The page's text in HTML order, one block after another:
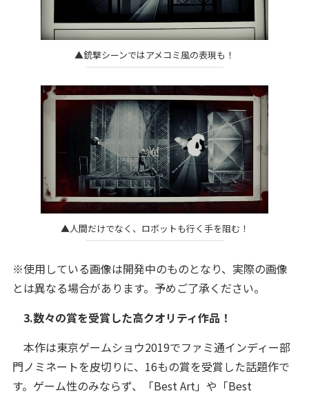
▲銃撃シーンではアメコミ風の表現も！
▲人間だけでなく、ロボットも行く手を阻む！
※使用している画像は開発中のものとなり、実際の画像
とは異なる場合があります。予めご了承ください。
3.数々の賞を受賞した高クオリティ作品！
本作は東京ゲームショウ2019でファミ通インディー部
門ノミネートを皮切りに、16もの賞を受賞した話題作で
す。ゲーム性のみならず、「Best Art」や「Best